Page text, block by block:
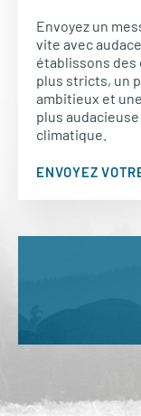
Envoyez un
vite avec
établissons des
plus stricts, un
ambitieux et
plus
climatique.
ENVOYEZ